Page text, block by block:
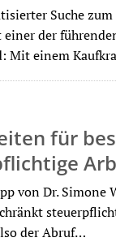
Suche
einer der
Mit einem
für
von Dr. Simone
der Abruf…